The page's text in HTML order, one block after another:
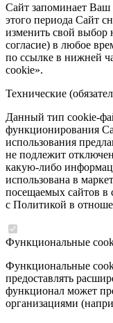
Сайт запоминает Ваш
этого периода Сайт
изменить свой выбор
согласие) в любое
по ссылке в нижней
cookie».
Технические
Данный тип cookie-
функционирования
использования
не подлежит
какую-либо
использована в
посещаемых сайтов в
с Политикой в
Функциональные
Функциональные
предоставлять
функционал может
организациями